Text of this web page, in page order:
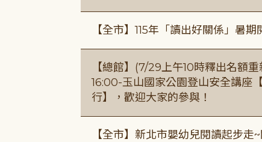
【全市】115年「讀出好關係」暑期
【總館】(7/29上午10時釋出名額
16:00-玉山國家公園登山安全講座
行】，歡迎大家的參與！
【全市】新北市嬰幼兒閱讀起步走